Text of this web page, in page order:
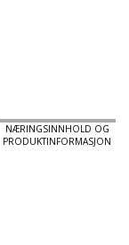
NÆRINGSINNHOLD OG
PRODUKTINFORMASJON